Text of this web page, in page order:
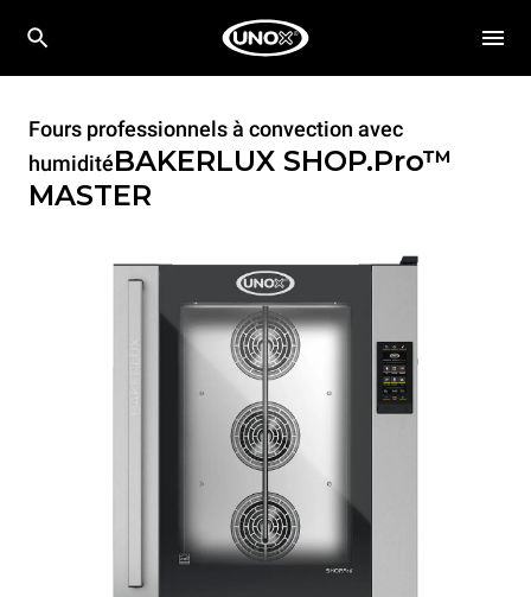
Fours professionnels à convection avec
humiditéBAKERLUX SHOP.Pro™
MASTER